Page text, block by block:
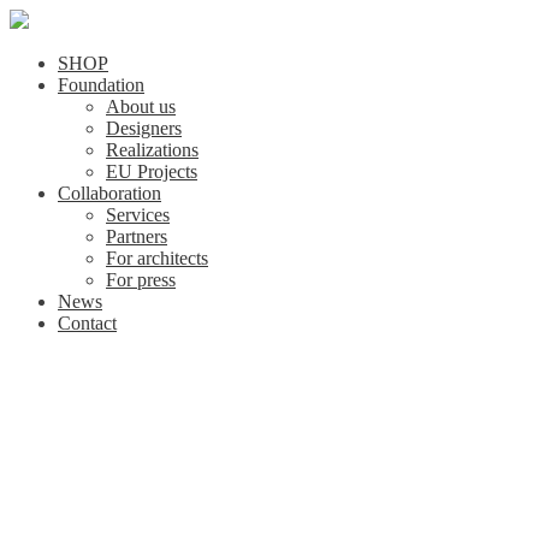
SHOP
Foundation
About us
Designers
Realizations
EU Projects
Collaboration
Services
Partners
For architects
For press
News
Contact